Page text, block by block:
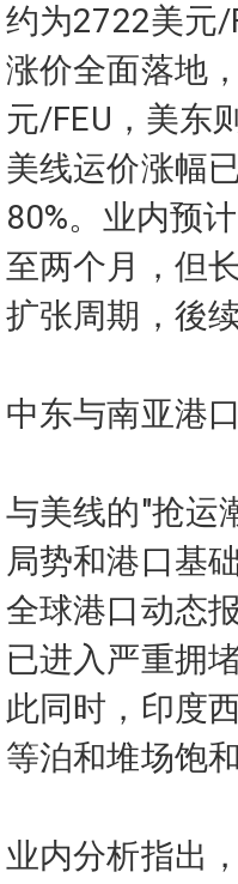
约为2722美元/
涨价全面落地
元/FEU，美东
美线运价涨幅
80%。业内预
至两个月，但
扩张周期，後
中东与南亚港
与美线的"抢运
局势和港口基
全球港口动态
已进入严重拥
此同时，印度
等泊和堆场饱
业内分析指出